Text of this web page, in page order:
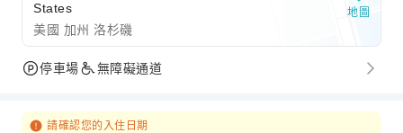
States
美國 加州 洛杉磯
地圖
停車場 無障礙通道
請確認您的入住日期